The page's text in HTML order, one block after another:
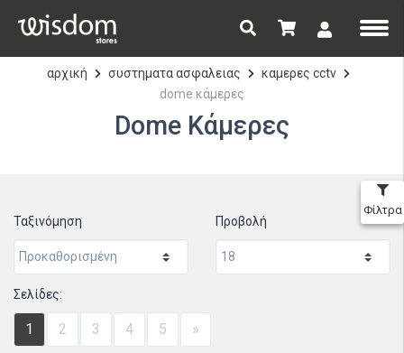
αρχική συστηματα ασφαλειας
καμερες cctv
dome κάμερες
Dome Κάμερες
Ταξινόμηση Προβολή
Σελίδες:
1 2 3 4 5 »
Φίλτρα